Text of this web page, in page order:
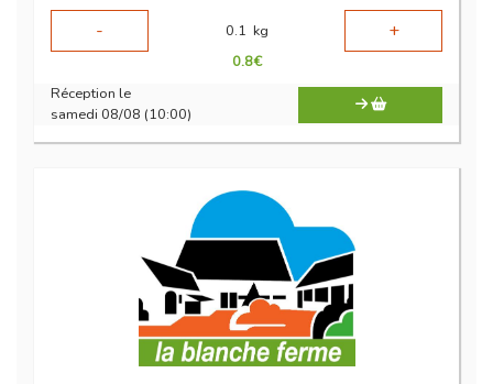
-
0.1 kg +
0.8€
Réception le
samedi 08/08 (10:00)